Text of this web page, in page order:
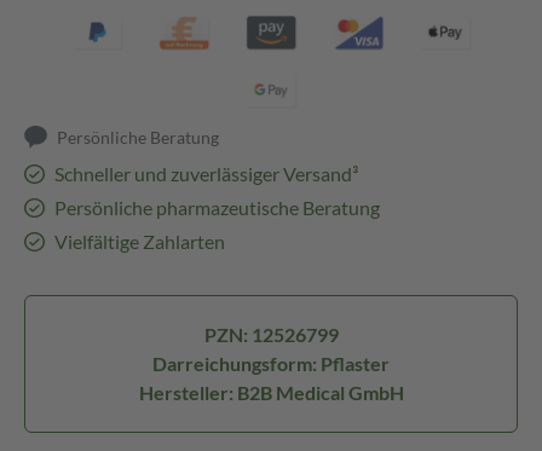
Persönliche Beratung
Schneller und zuverlässiger Versand³
Persönliche pharmazeutische Beratung
Vielfältige Zahlarten
PZN: 12526799
Darreichungsform: Pflaster
Hersteller: B2B Medical GmbH